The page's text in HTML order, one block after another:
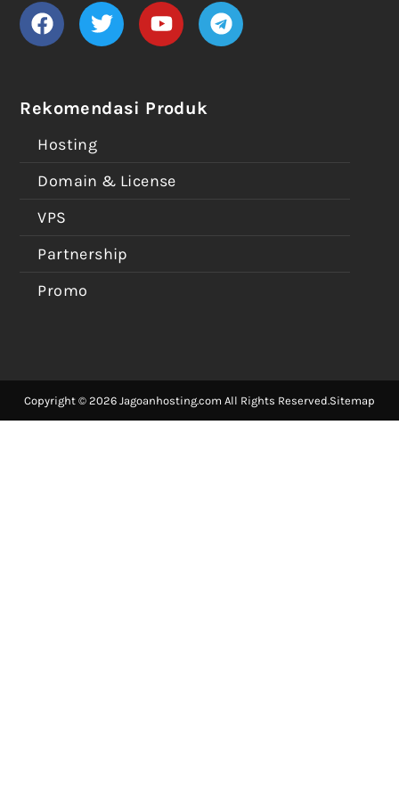
Rekomendasi Produk
Hosting
Domain & License
VPS
Partnership
Promo
Copyright © 2026 Jagoanhosting.com All Rights Reserved.Sitemap